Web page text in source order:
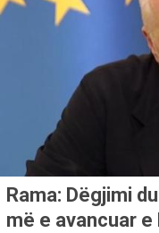
Rama: Dëgjimi
më e avancuar